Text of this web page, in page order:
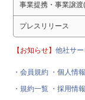
事業提携・事業譲渡
プレスリリース
【お知らせ】他社サ
・会員規約 ・個人情
・規約一覧 ・採用情報